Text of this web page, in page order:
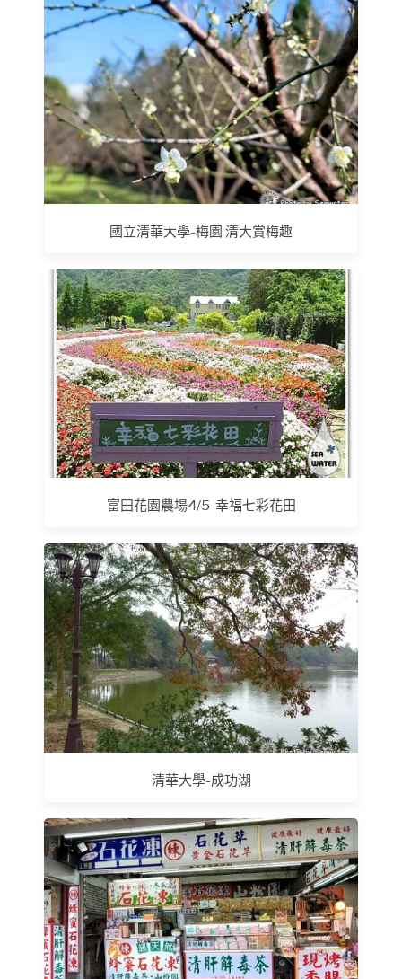
國立清華大學-梅園 清大賞梅趣
富田花園農場4/5-幸福七彩花田
清華大學-成功湖